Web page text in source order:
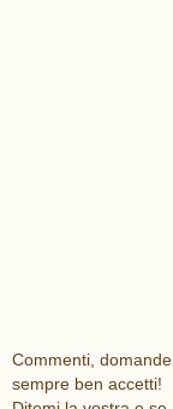
Commenti,
sempre ben accetti!